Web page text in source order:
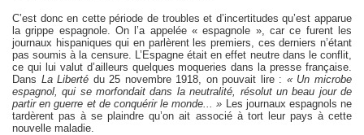
C’est donc en cette période de troubles et d’incertitudes qu’est apparue
la grippe espagnole. On l’a appelée « espagnole », car ce furent les
journaux hispaniques qui en parlèrent les premiers, ces derniers n’étant
pas soumis à la censure. L’Espagne était en effet neutre dans le conflit,
ce qui lui valut d’ailleurs quelques moqueries dans la presse française.
Dans La Liberté du 25 novembre 1918, on pouvait lire : « Un microbe
espagnol, qui se morfondait dans la neutralité, résolut un beau jour de
partir en guerre et de conquérir le monde... » Les journaux espagnols ne
tardèrent pas à se plaindre qu’on ait associé à tort leur pays à cette
nouvelle maladie.